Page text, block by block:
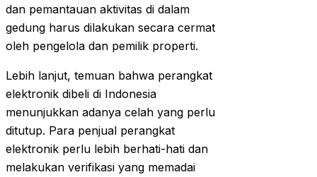
dan pemantauan aktivitas di dalam
gedung harus dilakukan secara cermat
oleh pengelola dan pemilik properti.
Lebih lanjut, temuan bahwa perangkat
elektronik dibeli di Indonesia
menunjukkan adanya celah yang perlu
ditutup. Para penjual perangkat
elektronik perlu lebih berhati-hati dan
melakukan verifikasi yang memadai